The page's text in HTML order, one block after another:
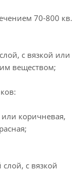
70-800 кв.
с вязкой или
веществом;
или коричневая,
с вязкой